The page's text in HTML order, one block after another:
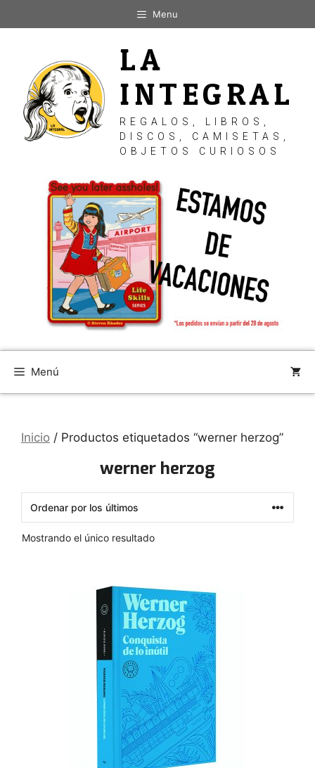
al
Menu
LA
INTEGRAL
REGALOS, LIBROS,
DISCOS, CAMISETAS,
OBJETOS CURIOSOS
Menú
Inicio / Productos etiquetados “werner herzog”
werner herzog
Mostrando el único resultado